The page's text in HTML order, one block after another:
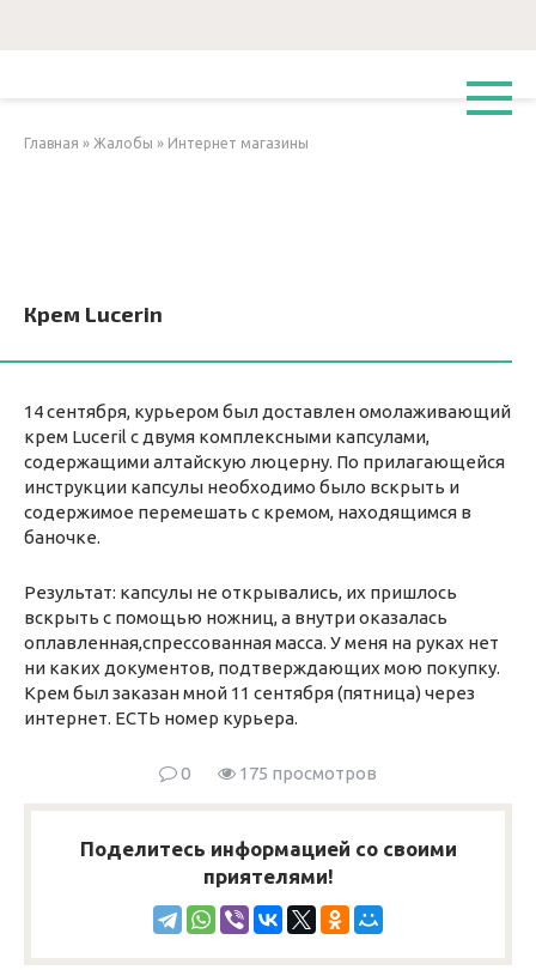
Главная » Жалобы » Интернет магазины
Крем Lucerin
14 сентября, курьером был доставлен омолаживающий
крем Luceril c двумя комплексными капсулами,
содержащими алтайскую люцерну. По прилагающейся
инструкции капсулы необходимо было вскрыть и
содержимое перемешать с кремом, находящимся в
баночке.
Результат: капсулы не открывались, их пришлось
вскрыть с помощью ножниц, а внутри оказалась
оплавленная,спрессованная масса. У меня на руках нет
ни каких документов, подтверждающих мою покупку.
Крем был заказан мной 11 сентября (пятница) через
интернет. ЕСТЬ номер курьера.
0 175 просмотров
Поделитесь информацией со своими
приятелями!